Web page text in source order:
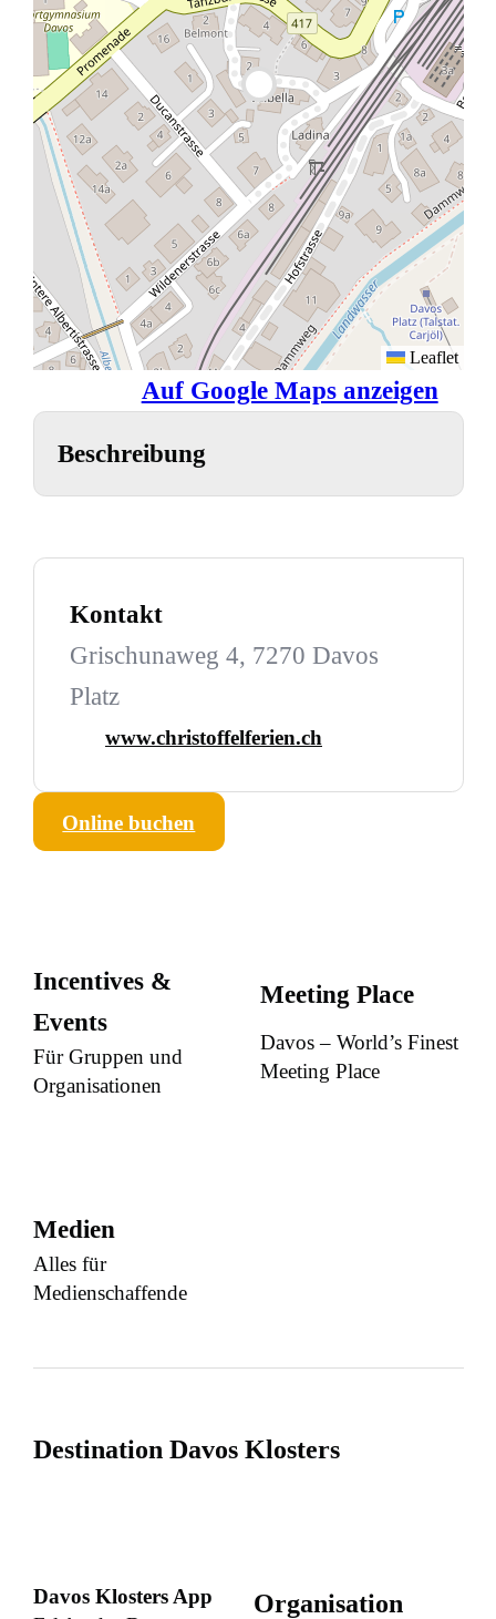
Leaflet
Auf Google Maps anzeigen
Beschreibung
Kontakt
Grischunaweg 4, 7270 Davos
Platz
www.christoffelferien.ch
Online buchen
Incentives &
Events
Für Gruppen und
Organisationen
Meeting Place
Davos – World’s Finest
Meeting Place
Medien
Alles für
Medienschaffende
Destination Davos Klosters
Davos Klosters App
Organisation